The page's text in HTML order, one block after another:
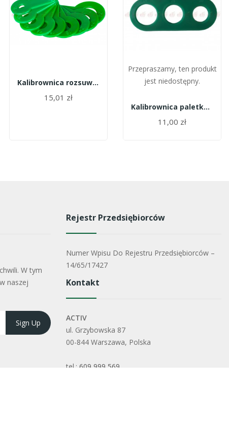
Kalibrownica rozsuwana 8-24 mm
15,01 zł
Przepraszamy, ten produkt
jest niedostępny.
Kalibrownica paletka 30-40 mm
11,00 zł
W tym
naszej
Rejestr Przedsiębiorców
Numer Wpisu Do Rejestru Przedsiębiorców –
14/65/17427
Kontakt
ACTIV
ul. Grzybowska 87
00-844 Warszawa, Polska
tel.: 609 999 569